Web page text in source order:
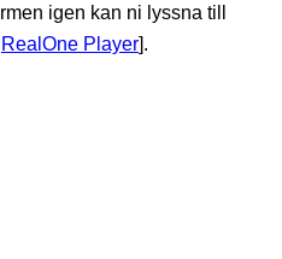
igen kan ni lyssna till
RealOne Player].